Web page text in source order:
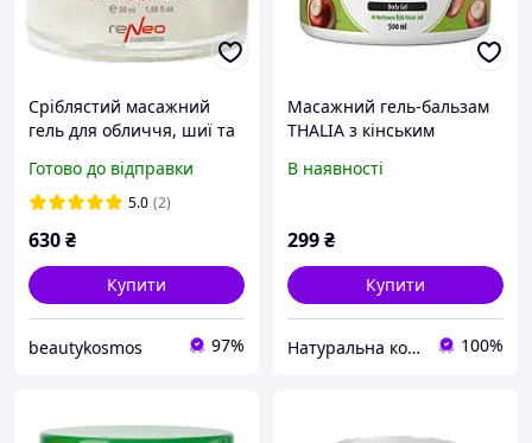
Сріблястий масажний
гель для обличчя, шиї та
Gel Derma Series, 50 мл
Готово до відправки
5.0 (2)
630₴
Купити
beautykosmos 97%
Масажний гель-бальзам
THALIA з кінським
В наявності
299₴
Купити
Натуральна косметика України та Туреччини 100%